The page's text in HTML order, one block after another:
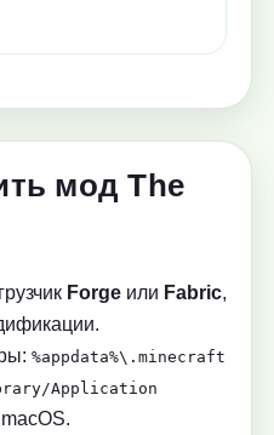
мод The
Forge или Fabric,
%appdata%\.minecraft
Application